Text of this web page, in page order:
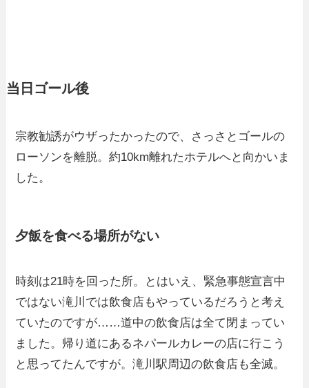
当日ゴール後
宗教勧誘がウザったかったので、さっさとゴールの
ローソンを離脱。約10km離れたホテルへと向かいま
した。
夕飯を食べる場所がない
時刻は21時を回った所。とはいえ、緊急事態宣言中
ではない滝川では飲食店もやっているだろうと考え
ていたのですが……道中の飲食店は全て閉まってい
ました。帰り道にあるネパールカレーの店に行こう
と思ってたんですが。滝川駅周辺の飲食店も全滅。